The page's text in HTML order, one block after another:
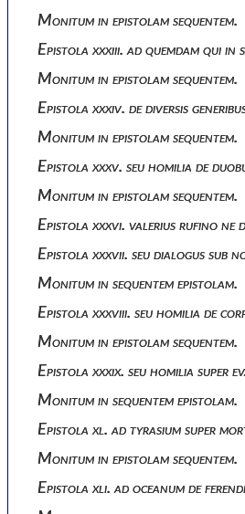
Monitum in epistolam sequentem.
Epistola xxxiii. ad quemdam qui in
Monitum in epistolam sequentem.
Epistola xxxiv. de diversis
Monitum in epistolam sequentem.
Epistola xxxv. seu homilia de
Monitum in epistolam sequentem.
Epistola xxxvi. valerius rufino ne
Epistola xxxvii. seu dialogus sub
Monitum in sequentem epistolam.
Epistola xxxviii. seu homilia de
Monitum in epistolam sequentem.
Epistola xxxix. seu homilia super
Monitum in sequentem epistolam.
Epistola xl. ad tyrasium super
Monitum in epistolam sequentem.
Epistola xli. ad oceanum de